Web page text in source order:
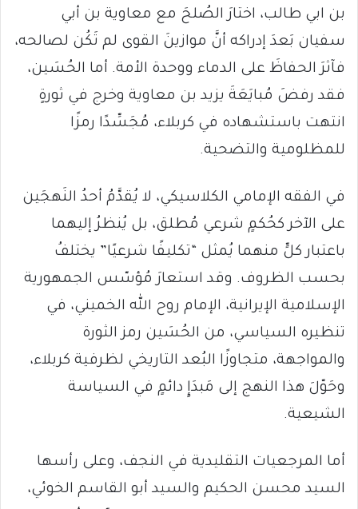
بن ابي طالب، اختارَ الصُلحَ مع معاوية بن أبي
سفيان بَعدَ إدراكه أنَّ موازينَ القوى لم تَكُن لصالحه،
فآثرَ الحفاظَ على الدماء ووحدة الأمة. أما الحُسَين،
فقد رفضَ مُبايَعَةَ يزيد بن معاوية وخرج في ثورةٍ
انتهت باستشهاده في كربلاء، مُجَسِّدًا رمزًا
للمظلومية والتضحية.
في الفقه الإمامي الكلاسيكي، لا يُقدَّمُ أحدُ النَهجَين
على الآخر كحُكمٍ شرعي مُطلق، بل يُنظرُ إليهما
باعتبار كلٍّ منهما يُمثل “تكليفًا شرعيًا” يختلفُ
بحسب الظروف. وقد استعارَ مُؤسّس الجمهورية
الإسلامية الإيرانية، الإمام روح الله الخميني، في
تنظيره السياسي، من الحُسَين رمز الثورة
والمواجهة، متجاوزًا البُعد التاريخي لظرفية كربلاء،
وحَوّلَ هذا النهج إلى مَبدَإٍ دائمٍ في السياسة
الشيعية.
أما المرجعيات التقليدية في النجف، وعلى رأسها
السيد محسن الحكيم والسيد أبو القاسم الخوئي،